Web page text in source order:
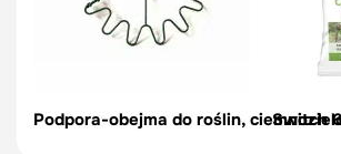
Podpora-obejma do roślin, Switch